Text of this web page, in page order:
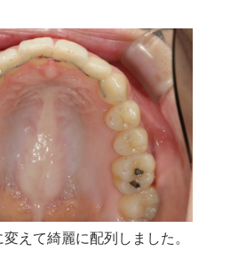
えて綺麗に配列しました。